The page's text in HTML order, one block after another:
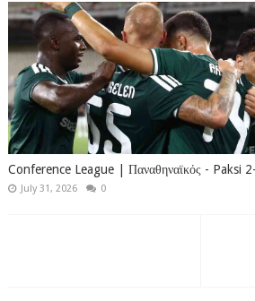
Conference League | Παναθηναϊκός - Paksi
July 31, 2026 0